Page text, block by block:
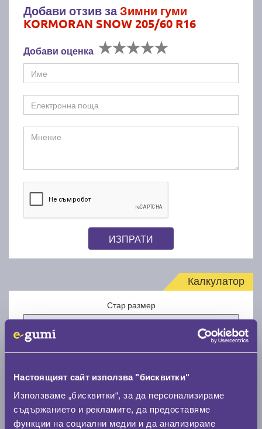
Настоящият сайт използва "бисквитки"
Използваме „бисквитки“, за да персонализираме
съдържанието и рекламите, да предоставяме
функции на социални медии и да анализираме
Добави отзив заЗимни гуми
KORMORAN SNOW 205/60 R16
Добави оценка
ИЗПРАТИ
Калкулатор
Стар размер
Нов размер